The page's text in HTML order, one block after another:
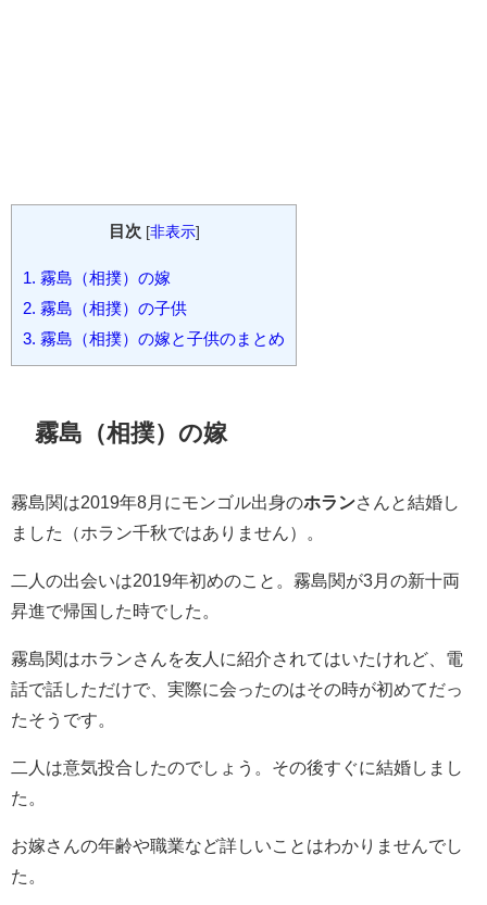
目次 [非表示]
1. 霧島（相撲）の嫁
2. 霧島（相撲）の子供
3. 霧島（相撲）の嫁と子供のまとめ
霧島（相撲）の嫁
霧島関は2019年8月にモンゴル出身のホランさんと結婚し
ました（ホラン千秋ではありません）。
二人の出会いは2019年初めのこと。霧島関が3月の新十両
昇進で帰国した時でした。
霧島関はホランさんを友人に紹介されてはいたけれど、電
話で話しただけで、実際に会ったのはその時が初めてだっ
たそうです。
二人は意気投合したのでしょう。その後すぐに結婚しまし
た。
お嫁さんの年齢や職業など詳しいことはわかりませんでし
た。